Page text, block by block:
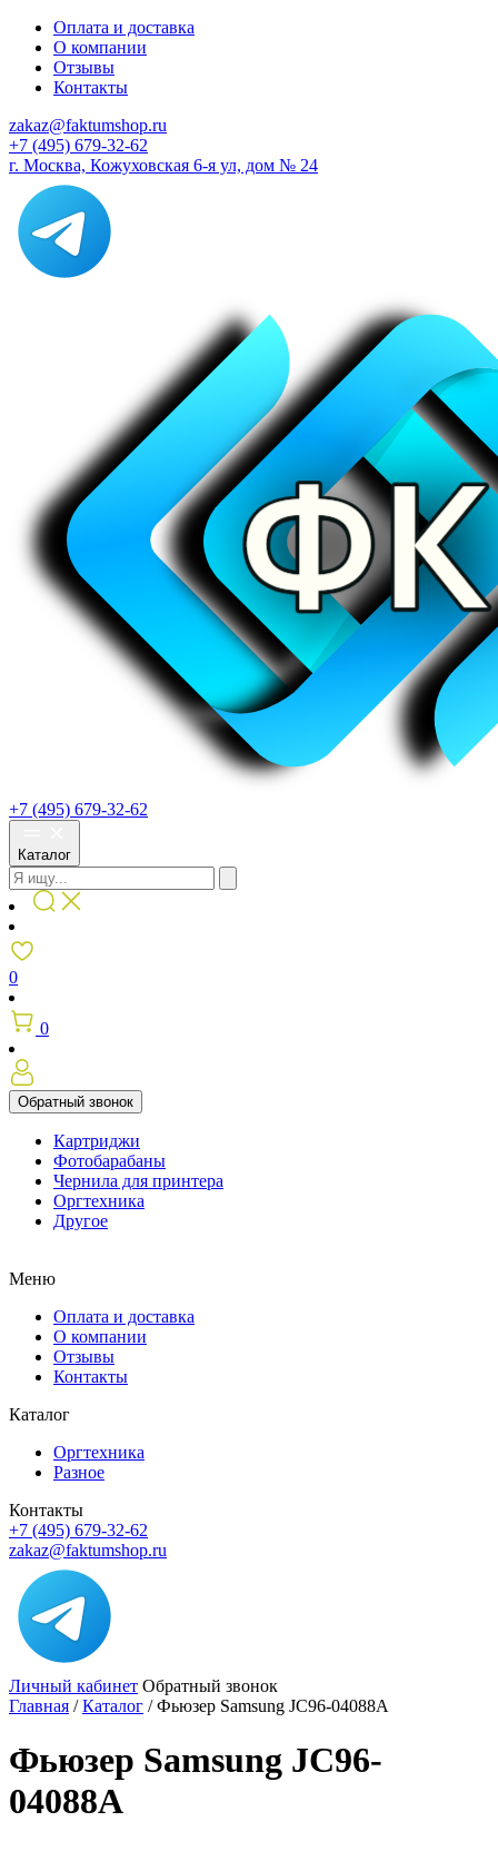
Оплата и доставка
О компании
Отзывы
Контакты
zakaz@faktumshop.ru
+7 (495) 679-32-62
г. Москва, Кожуховская 6-я ул, дом № 24
+7 (495) 679-32-62
Каталог
0
0
Обратный звонок
Картриджи
Фотобарабаны
Чернила для принтера
Оргтехника
Другое
Меню
Оплата и доставка
О компании
Отзывы
Контакты
Каталог
Оргтехника
Разное
Контакты
+7 (495) 679-32-62
zakaz@faktumshop.ru
Личный кабинет Обратный звонок
Главная /Каталог /Фьюзер Samsung JC96-04088A
Фьюзер Samsung JC96-
04088A